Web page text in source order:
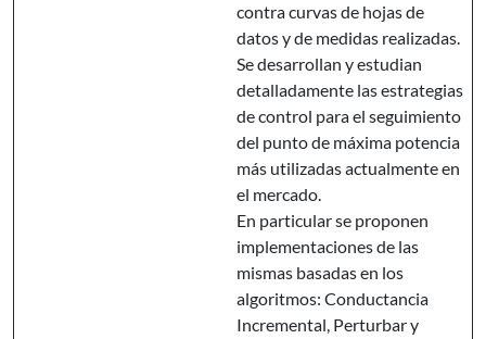
contra curvas de hojas de
datos y de medidas realizadas.
Se desarrollan y estudian
detalladamente las estrategias
de control para el seguimiento
del punto de máxima potencia
más utilizadas actualmente en
el mercado.
En particular se proponen
implementaciones de las
mismas basadas en los
algoritmos: Conductancia
Incremental, Perturbar y